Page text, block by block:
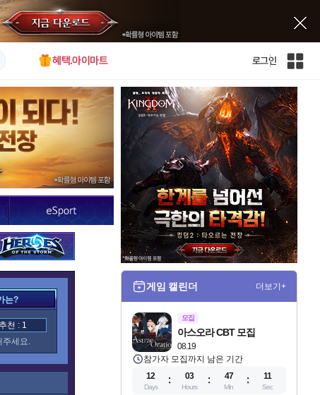
혜택.아이마트 로그인
인
전
체
사
이
트
맵
는?
천 : 1
주세요.
게임 캘린더 더보기+
모집
08.19
아스오라 CBT 모집
참가자 모집까지 남은 기간
12
Days
03
Hours
47
Min
10
Sec